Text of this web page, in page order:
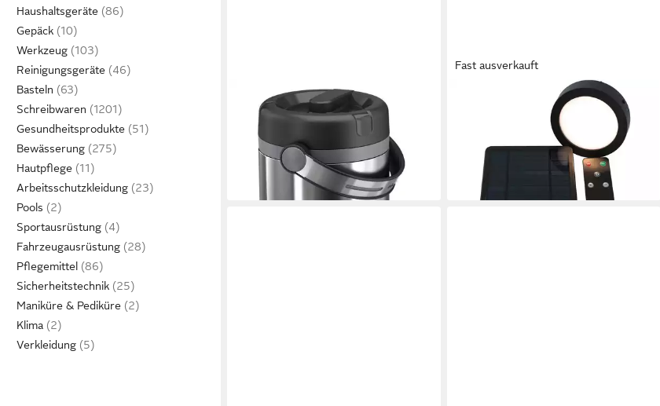
Haushaltsgeräte
Gepäck
Werkzeug
Reinigungsgeräte
Basteln
Schreibwaren
Gesundheitsprodukte
Bewässerung
Hautpflege
Arbeitsschutzkleidung
Pools
Sportausrüstung
Fahrzeugausrüstung
Pflegemittel
Sicherheitstechnik
Maniküre & Pediküre
Klima
Verkleidung
Thermobehälter Isolier-Speisegefäß
Mobility 1,2 Liter Edelstahl, Edelstahl
ab 20,89 €
lieferbar - in 2-3 Werktagen bei dir
Fast ausverkauft
LED Solarleuchte Solar LED
Magnetleuchte warmweiß inklusive
Fernbedienung schwarz
16,69 €
lieferbar - in 3-4 Werktagen bei dir